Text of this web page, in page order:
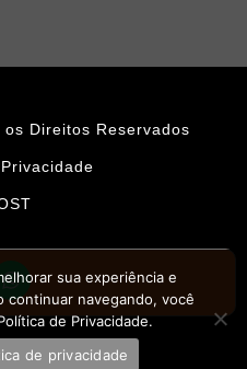
Direitos Reservados
sua experiência e
continuar navegando, você
de Privacidade.
de privacidade